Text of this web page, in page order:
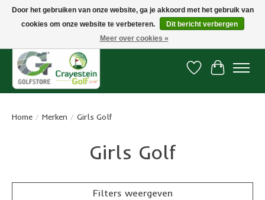
Snelle levering, gratis vanaf € 100. Onze oncourse Golfshop in Dordrecht is
Verlanglijst
Home / Merken / Girls Golf
Girls Golf
Filters weergeven
Door het gebruiken van onze website, ga je akkoord met het gebruik van
cookies om onze website te verbeteren.
Dit bericht verbergen
Meer over cookies »